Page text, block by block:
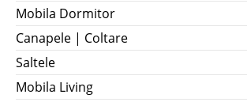
Mobila Dormitor
Canapele | Coltare
Saltele
Mobila Living